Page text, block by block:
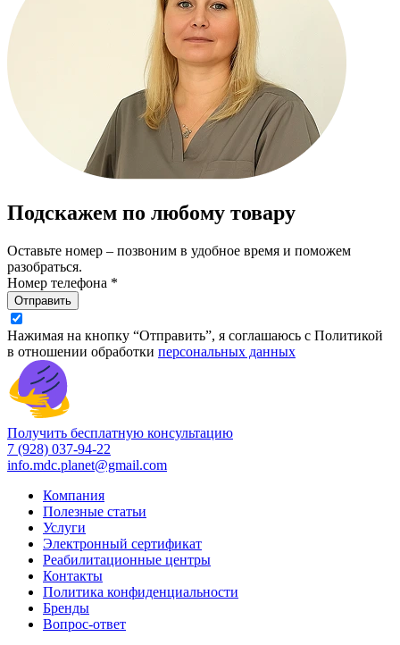
Подскажем по любому товару
Оставьте номер – позвоним в удобное время и поможем
разобраться.
Номер телефона *
Отправить
Нажимая на кнопку “Отправить”, я соглашаюсь с Политикой
в отношении обработки персональных данных
Получить бесплатную консультацию
7 (928) 037-94-22
info.mdc.planet@gmail.com
Компания
Полезные статьи
Услуги
Электронный сертификат
Реабилитационные центры
Контакты
Политика конфиденциальности
Бренды
Вопрос-ответ